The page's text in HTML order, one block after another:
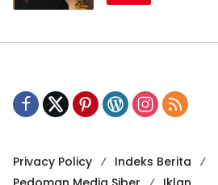
Privacy Policy
Indeks Berita